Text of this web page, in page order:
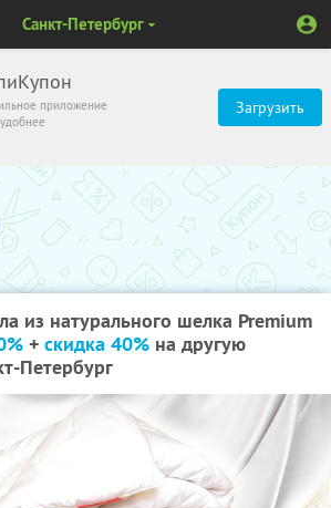
приложение
Загрузить
Санкт-Петербург
из натурального шелка Premium
+ скидка 40% на другую
Петербург